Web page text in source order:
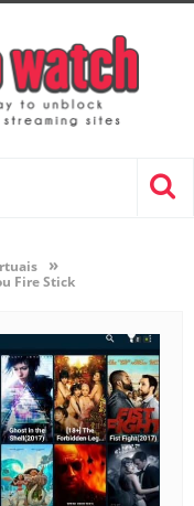
»
Fire Stick